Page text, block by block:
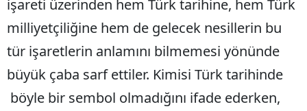
Kırklareli
Kırşehir
Kocaeli
işareti üzerinden hem Türk tarihine, hem Türk
milliyetçiliğine hem de gelecek nesillerin bu
tür işaretlerin anlamını bilmemesi yönünde
büyük çaba sarf ettiler. Kimisi Türk tarihinde
böyle bir sembol olmadığını ifade ederken,